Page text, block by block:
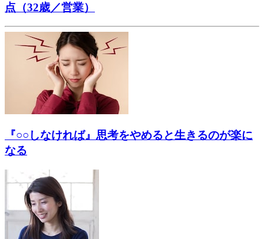
点（32歳／営業）
『○○しなければ』思考をやめると生きるのが楽に
なる